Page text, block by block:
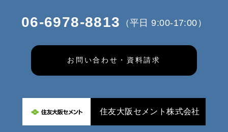
06-6978-8813 （平日 9:00-17:00）
お問い合わせ・資料請求
住友大阪セメント株式会社